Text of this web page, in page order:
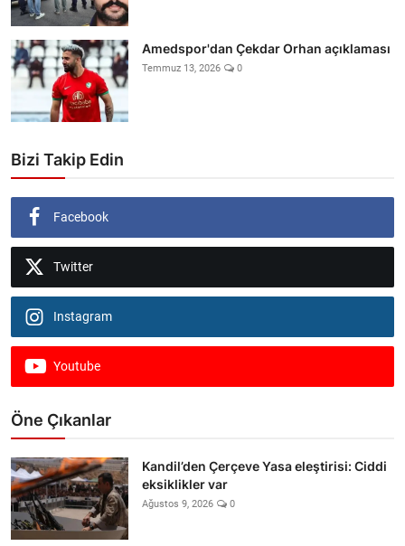
Amedspor'dan Çekdar Orhan açıklaması
Temmuz 13, 2026 0
Bizi Takip Edin
Facebook
Twitter
Instagram
Youtube
Öne Çıkanlar
Kandil’den Çerçeve Yasa eleştirisi: Ciddi
eksiklikler var
Ağustos 9, 2026 0